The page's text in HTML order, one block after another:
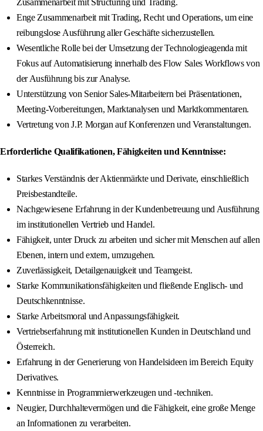
Zusammenarbeit mit Structuring und Trading.
Enge Zusammenarbeit mit Trading, Recht und Operations, um eine
reibungslose Ausführung aller Geschäfte sicherzustellen.
Wesentliche Rolle bei der Umsetzung der Technologieagenda mit
Fokus auf Automatisierung innerhalb des Flow Sales Workflows von
der Ausführung bis zur Analyse.
Unterstützung von Senior Sales-Mitarbeitern bei Präsentationen,
Meeting-Vorbereitungen, Marktanalysen und Marktkommentaren.
Vertretung von J.P. Morgan auf Konferenzen und Veranstaltungen.
Erforderliche Qualifikationen, Fähigkeiten und Kenntnisse:
Starkes Verständnis der Aktienmärkte und Derivate, einschließlich
Preisbestandteile.
Nachgewiesene Erfahrung in der Kundenbetreuung und Ausführung
im institutionellen Vertrieb und Handel.
Fähigkeit, unter Druck zu arbeiten und sicher mit Menschen auf allen
Ebenen, intern und extern, umzugehen.
Zuverlässigkeit, Detailgenauigkeit und Teamgeist.
Starke Kommunikationsfähigkeiten und fließende Englisch- und
Deutschkenntnisse.
Starke Arbeitsmoral und Anpassungsfähigkeit.
Vertriebserfahrung mit institutionellen Kunden in Deutschland und
Österreich.
Erfahrung in der Generierung von Handelsideen im Bereich Equity
Derivatives.
Kenntnisse in Programmierwerkzeugen und -techniken.
Neugier, Durchhaltevermögen und die Fähigkeit, eine große Menge
an Informationen zu verarbeiten.